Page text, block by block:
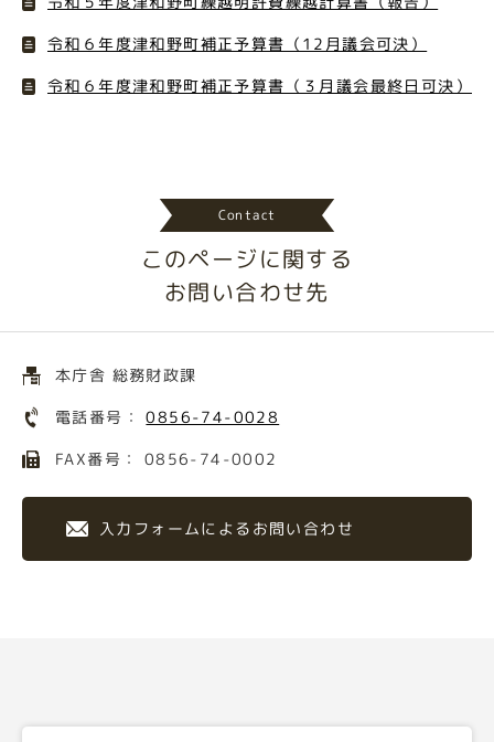
令和６年度津和野町補正予算書（12月議会可決）
令和６年度津和野町補正予算書（３月議会最終日可決）
Contact
このページに関する
お問い合わせ先
本庁舎 総務財政課
電話番号：0856-74-0028
FAX番号： 0856-74-0002
入力フォームによるお問い合わせ